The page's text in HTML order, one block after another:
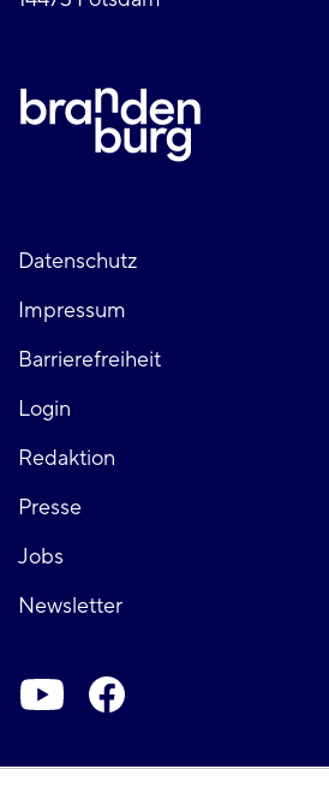
Fußzeile
links
Datenschutz
Impressum
Barrierefreiheit
Login
Fußzeile
rechts
Redaktion
Presse
Jobs
Newsletter
Soziale-
Netzwerke